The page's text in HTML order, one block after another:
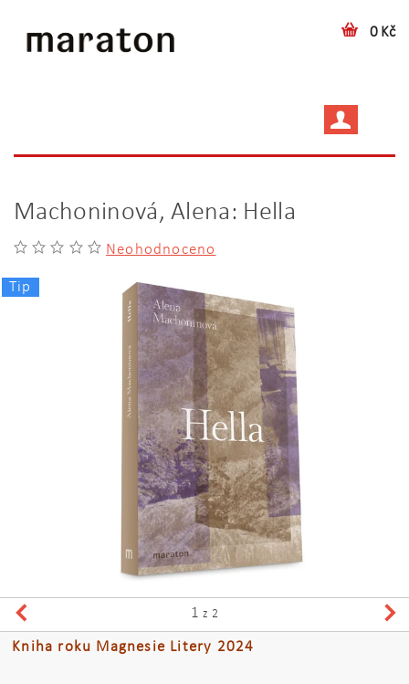
0 Kč
Machoninová, Alena: Hella
Neohodnoceno
Tip
1 z 2
Kniha roku Magnesie Litery 2024